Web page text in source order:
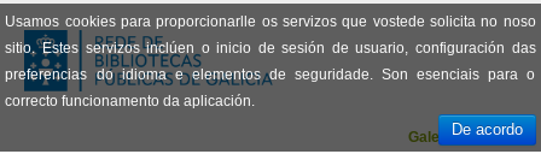
Usamos cookies para proporcionarlle os servizos que vostede solicita no noso
sitio. Estes servizos inclúen o inicio de sesión de usuario, configuración das
preferencias do idioma e elementos de seguridade. Son esenciais para o
correcto funcionamento da aplicación.
De acordo
Español
Galego